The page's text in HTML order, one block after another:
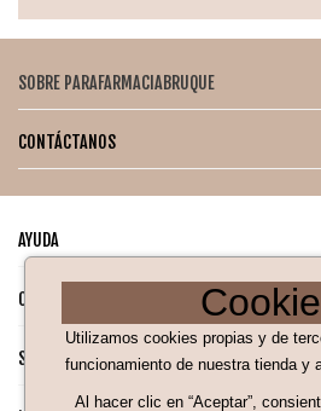
Mantener fuera del alcance de los
Suspender uso si se presenta
SOBRE PARAFARMACIABRUQUE
CONTÁCTANOS
AYUDA
CATÁLOGO PARA TI
SÍGUENOS EN NUESTRAS REDES SOCIALES
Utilizamos cookies propias y de
funcionamiento de nuestra tienda y
Al hacer clic en “Aceptar”,